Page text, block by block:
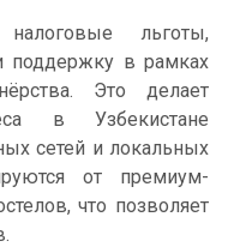
налоговые льготы,
поддержку в рамках
Это делает
в Узбекистане
сетей и локальных
от премиум-
что позволяет